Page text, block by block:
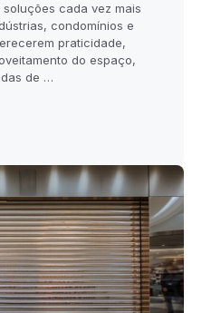
cada vez mais
condomínios e
praticidade,
do espaço,
de …